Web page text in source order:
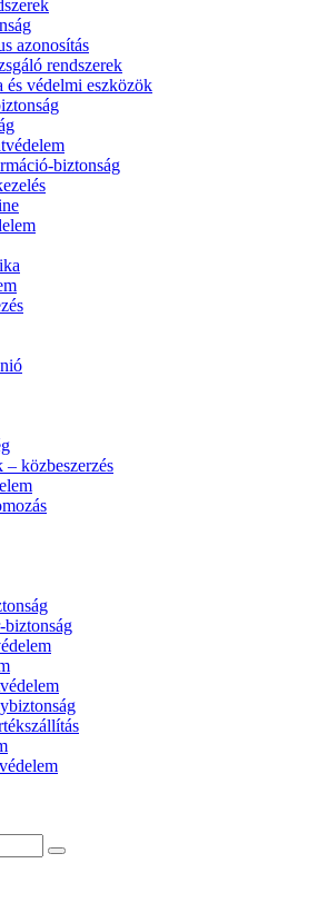
azonosítás
rendszerek
és védelmi eszközök
biztonság
– közbeszerzés
biztonság